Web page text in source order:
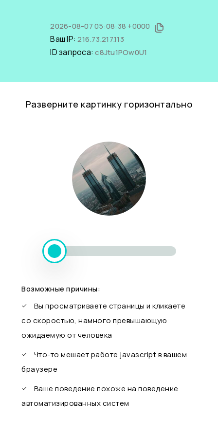
2026-08-07 05:08:38 +0000
Ваш IP:216.73.217.113
ID запроса:c8Jtu1POw0U1
Разверните картинку горизонтально
Возможные причины:
Вы просматриваете страницы и кликаете
со скоростью, намного превышающую
ожидаемую от человека
Что-то мешает работе javascript в вашем
браузере
Ваше поведение похоже на поведение
автоматизированных систем